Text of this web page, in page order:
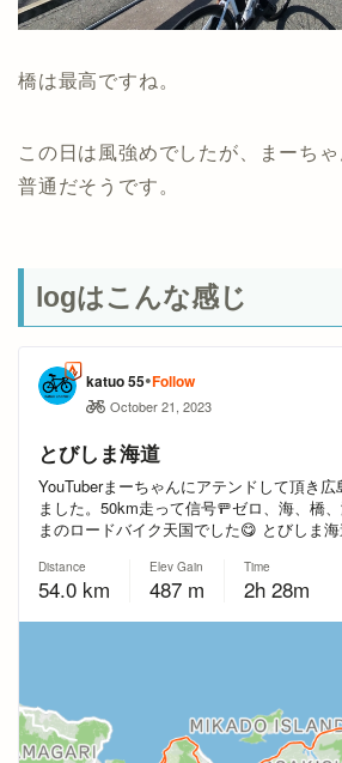
橋は最高ですね。
この日は風強めでしたが、まーち
普通だそうです。
logはこんな感じ